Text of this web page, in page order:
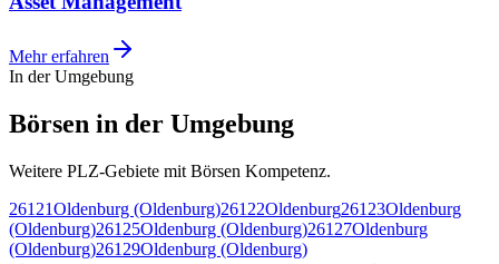
Mehr erfahren
In der Umgebung
Börsen in der Umgebung
Weitere PLZ-Gebiete mit Börsen Kompetenz.
26121Oldenburg (Oldenburg)26122Oldenburg26123Oldenburg
(Oldenburg)26125Oldenburg (Oldenburg)26127Oldenburg
(Oldenburg)26129Oldenburg (Oldenburg)